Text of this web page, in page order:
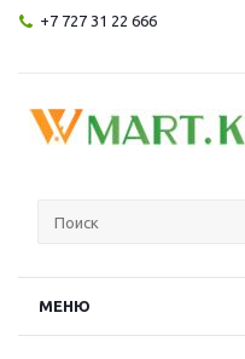
+7 727 31 22 666
МЕНЮ